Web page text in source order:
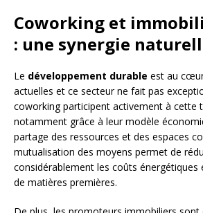
Coworking et
: une synergie
Le développement durable est au
actuelles et ce secteur ne fait pas
coworking participent activement à cette
notamment grâce à leur modèle
partage des ressources et des espaces
mutualisation des moyens permet de
considérablement les coûts
de matières premières.